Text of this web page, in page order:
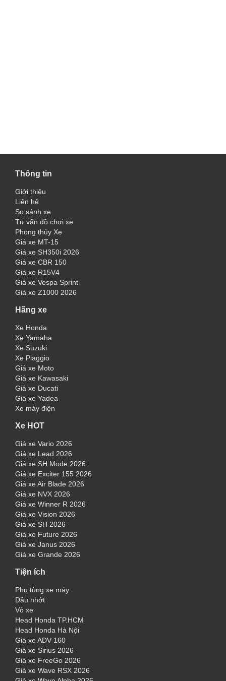
Thông tin
Giới thiệu
Liên hệ
So sánh xe
Tư vấn đồ chơi xe
Phong thủy Xe
Giá xe MT-15
Giá xe SH350i 2026
Giá xe CBR 150
Giá xe R15V4
Giá xe Vespa Sprint
Giá xe Z1000 2026
Hãng xe
Xe Honda
Xe Yamaha
Xe Suzuki
Xe Piaggio
Giá xe Moto
Giá xe Kawasaki
Giá xe Ducati
Giá xe Yadea
Xe máy điện
Xe HOT
Giá xe Vario 2026
Giá xe Lead 2026
Giá xe SH Mode 2026
Giá xe Exciter 155 2026
Giá xe Air Blade 2026
Giá xe NVX 2026
Giá xe Winner R 2026
Giá xe Vision 2026
Giá xe SH 2026
Giá xe Future 2026
Giá xe Janus 2026
Giá xe Grande 2026
Tiện ích
Phụ tùng xe máy
Dầu nhớt
Vỏ xe
Head Honda TP.HCM
Head Honda Hà Nội
Giá xe ADV 160
Giá xe Sirius 2026
Giá xe FreeGo 2026
Giá xe Wave RSX 2026